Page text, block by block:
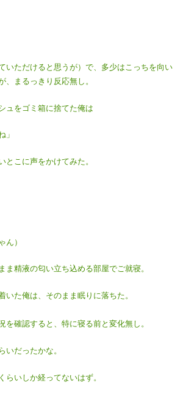
いただけると思うが）で、多少はこっちを向い
、まるっきり反応無し。
ュをゴミ箱に捨てた俺は
」
とこに声をかけてみた。
ん）
ま精液の匂い立ち込める部屋でご就寝。
いた俺は、そのまま眠りに落ちた。
を確認すると、特に寝る前と変化無し。
いだったかな。
らいしか経ってないはず。